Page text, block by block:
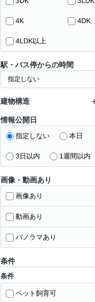
4K 4DK
4LDK以上
駅・バス停からの時間
建物構造
情報公開日
指定しない 本日
3日以内 1週間以内
画像・動画あり
画像あり
動画あり
パノラマあり
条件
条件
ペット飼育可